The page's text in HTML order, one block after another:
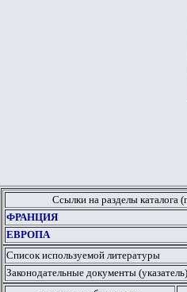
Ссылки на разделы каталога
ФРАНЦИЯ
ЕВРОПА
Список используемой литературы
Законодательные документы (указатель)